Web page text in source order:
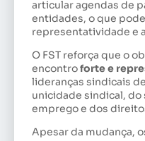
articular agendas de
entidades, o que
representatividade e
O FST reforça que o
encontroforte e
lideranças sindicais
unicidade sindical,
emprego e dos
Apesar da mudança,